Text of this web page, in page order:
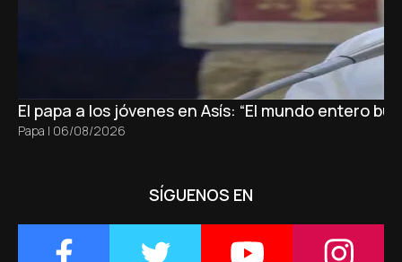
El papa a los jóvenes en Asís: “El mundo entero
Papa | 06/08/2026
SÍGUENOS EN